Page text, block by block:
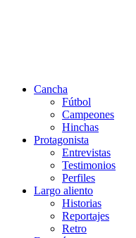
Cancha
Fútbol
Campeones
Hinchas
Protagonista
Entrevistas
Testimonios
Perfiles
Largo aliento
Historias
Reportajes
Retro